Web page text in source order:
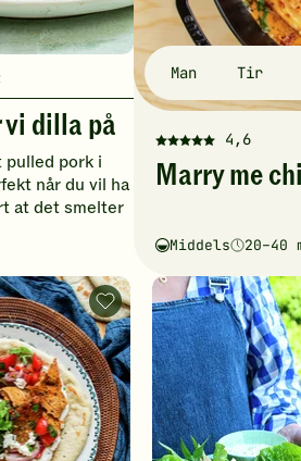
dilla på
pork i
når du vil ha
at det smelter
4,6
Denne
oppskriften
5
5
stjerner.
Klikk
for
å
gi
din
vurdering.
Marry me
Vanskelighetsgrad
Middels
Tilberedningstid
20–40
Man Tir
Döner
kebab
med
kylling
-
legg
til
favoritter